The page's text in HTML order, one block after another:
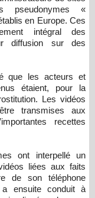
pseudonymes «
en Europe. Ces
intégral des
diffusion sur des
que les acteurs et
étaient, pour la
Les vidéos
transmises aux
recettes
ont interpellé un
liées aux faits
de son téléphone
a ensuite conduit à